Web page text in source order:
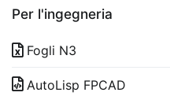
Per l'ingegneria
Fogli N3
AutoLisp FPCAD